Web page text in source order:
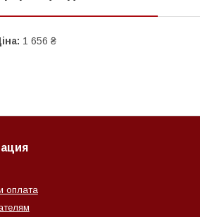
1 656 ₴
оплата